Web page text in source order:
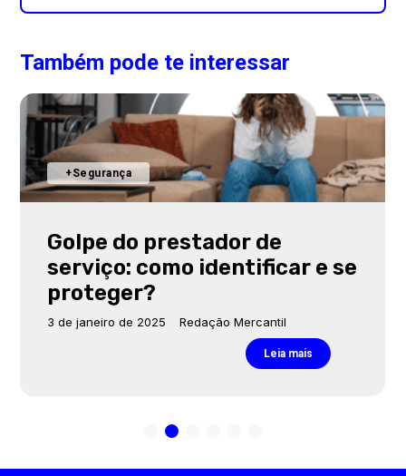
Também pode te interessar
+Segurança
Golpe do prestador de
serviço: como identificar e se
proteger?
3 de janeiro de 2025 Redação Mercantil
Leia mais